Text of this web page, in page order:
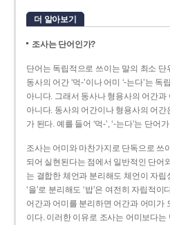
더 알아보기
조사는 단어인가?
단어는 독립적으로 쓰이는 말의 최소 단
동사의 어간 ‘먹-­’이나 어미 ‘­-는다’는
아니다. 그래서 동사나 형용사의 어간
아니다. 동사의 어간이나 형용사의 어
가 된다. 예를 들어 ‘먹-’, ‘-는다’는 단어
조사는 어미와 마찬가지로 단독으로 쓰
되어 실현된다는 점에서 일반적인 단어
는 결합한 체언과 분리해도 체언이 자립
‘을’로 분리해도 ‘밥’은 여전히 자립적
어간과 어미를 분리하면 어간과 어미가
이다. 이러한 이유로 조사는 어미보다